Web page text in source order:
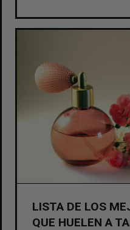
LISTA DE LOS
QUE HUELEN A